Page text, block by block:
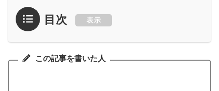
目次 表示
この記事を書いた人